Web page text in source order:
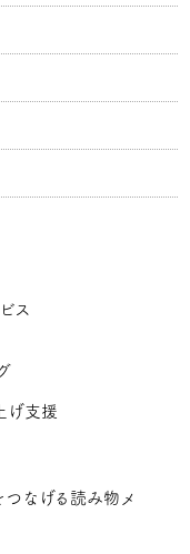
ス
げ支援